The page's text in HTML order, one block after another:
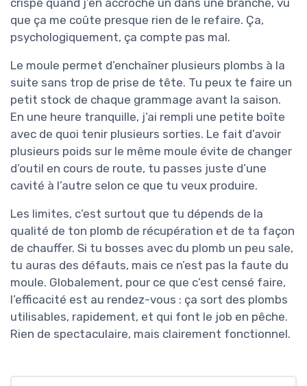
que ça me coûte presque rien de le refaire. Ça,
psychologiquement, ça compte pas mal.
Le moule permet d’enchaîner plusieurs plombs à la
suite sans trop de prise de tête. Tu peux te faire un
petit stock de chaque grammage avant la saison.
En une heure tranquille, j’ai rempli une petite boîte
avec de quoi tenir plusieurs sorties. Le fait d’avoir
plusieurs poids sur le même moule évite de changer
d’outil en cours de route, tu passes juste d’une
cavité à l’autre selon ce que tu veux produire.
Les limites, c’est surtout que tu dépends de la
qualité de ton plomb de récupération et de ta façon
de chauffer. Si tu bosses avec du plomb un peu sale,
tu auras des défauts, mais ce n’est pas la faute du
moule. Globalement, pour ce que c’est censé faire,
l’efficacité est au rendez-vous : ça sort des plombs
utilisables, rapidement, et qui font le job en pêche.
Rien de spectaculaire, mais clairement fonctionnel.